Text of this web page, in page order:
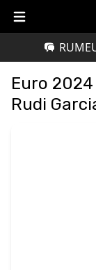
Euro
Rudi